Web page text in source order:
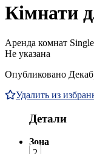
Кімнати
Аренда комнат Single
Не указана
Опубликовано
Удалить из
Детали
Зона